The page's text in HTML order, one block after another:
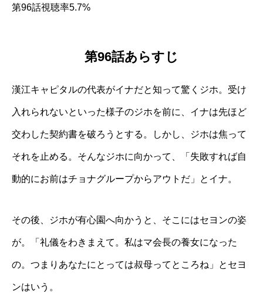
第96話視聴率5.7%
第96話あらすじ
漢江キャピタルの代表がイナだと知って驚くジホ。受け
入れられないといった様子のジホを前に、イナは先ほど
交わした契約書を破ろうとする。しかし、ジホは焦って
それを止める。そんなジホに向かって、「失敗すれば自
動的にお前はチョナグループからアウトだ」とイナ。
その後、ジホが有心園へ向かうと、そこにはセヨンの姿
が。「礼儀をわきまえて。私はマ会長の養女になった
の。つまりあなたにとっては叔母ってところね」とセヨ
ンはいう。